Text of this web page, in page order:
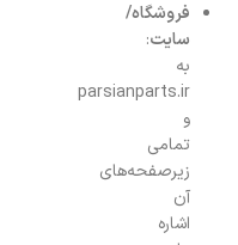
فروشگاه/
سایت:
به
parsianparts.ir
و
تمامی
زیرصفحه‌های
آن
اشاره